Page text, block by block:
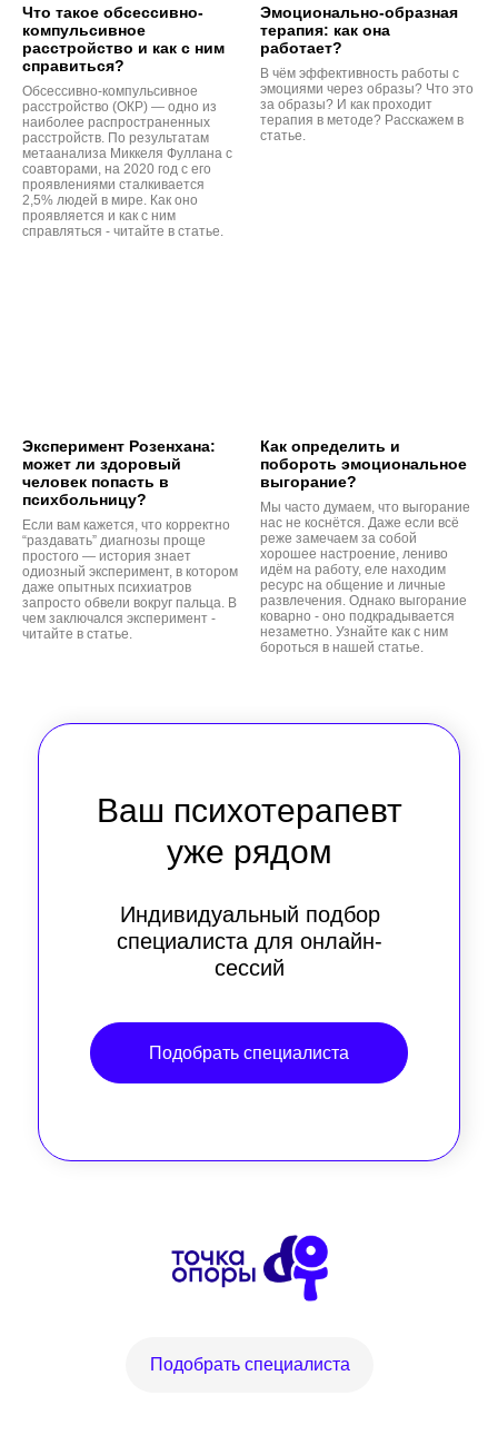
Что такое обсессивно-
компульсивное
расстройство и как с ним
справиться?
Обсессивно-компульсивное
расстройство (ОКР) — одно из
наиболее распространенных
расстройств. По результатам
метаанализа Миккеля Фуллана с
соавторами, на 2020 год с его
проявлениями сталкивается
2,5% людей в мире. Как оно
проявляется и как с ним
справляться - читайте в статье.
Эмоционально-образная
терапия: как она
работает?
В чём эффективность работы с
эмоциями через образы? Что это
за образы? И как проходит
терапия в методе? Расскажем в
статье.
Эксперимент Розенхана:
может ли здоровый
человек попасть в
психбольницу?
Если вам кажется, что корректно
“раздавать” диагнозы проще
простого — история знает
одиозный эксперимент, в котором
даже опытных психиатров
запросто обвели вокруг пальца. В
чем заключался эксперимент -
читайте в статье.
Как определить и
побороть эмоциональное
выгорание?
Мы часто думаем, что выгорание
нас не коснётся. Даже если всё
реже замечаем за собой
хорошее настроение, лениво
идём на работу, еле находим
ресурс на общение и личные
развлечения. Однако выгорание
коварно - оно подкрадывается
незаметно. Узнайте как с ним
бороться в нашей статье.
Ваш психотерапевт
уже рядом
Индивидуальный подбор
специалиста для онлайн-
сессий
Подобрать специалиста
Подобрать специалиста